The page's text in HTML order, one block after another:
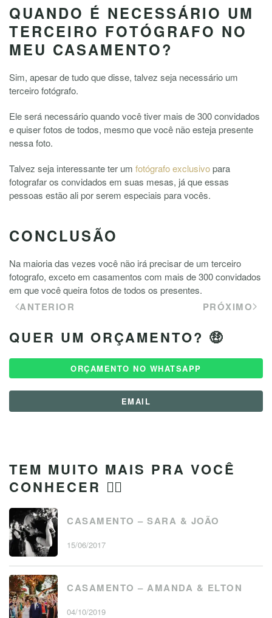
QUANDO É NECESSÁRIO UM
TERCEIRO FOTÓGRAFO NO
MEU CASAMENTO?
Sim, apesar de tudo que disse, talvez seja necessário um
terceiro fotógrafo.
Ele será necessário quando você tiver mais de 300 convidados
e quiser fotos de todos, mesmo que você não esteja presente
nessa foto.
Talvez seja interessante ter um fotógrafo exclusivopara
fotografar os convidados em suas mesas, já que essas
pessoas estão ali por serem especiais para vocês.
CONCLUSÃO
Na maioria das vezes você não irá precisar de um terceiro
fotografo, exceto em casamentos com mais de 300 convidados
em que você queira fotos de todos os presentes.
ANTERIOR PRÓXIMO
QUER UM ORÇAMENTO? 🤑
ORÇAMENTO NO WHATSAPP
EMAIL
TEM MUITO MAIS PRA VOCÊ
CONHECER 👇🏼
CASAMENTO – SARA & JOÃO
15/06/2017
CASAMENTO – AMANDA & ELTON
04/10/2019